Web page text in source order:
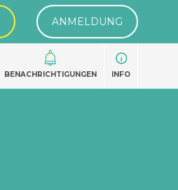
ANMELDUNG
BENACHRICHTIGUNGEN INFO